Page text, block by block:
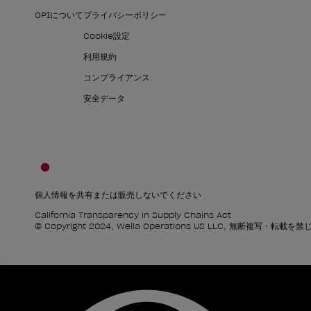
OPIについてプライバシーポリシー
Cookie設定
利用規約
コンプライアンス
安全データ
個人情報を共有または販売しないでください
California Transparency in Supply Chains Act
© Copyright 2024, Wella Operations US LLC, 無断複写・転載を禁じ